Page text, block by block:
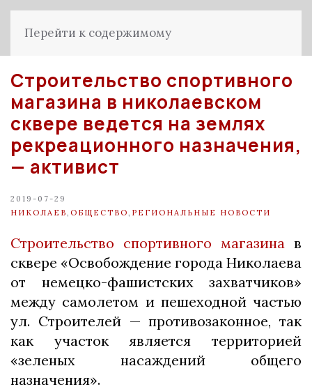
Перейти к содержимому
Строительство спортивного
магазина в николаевском
сквере ведется на землях
рекреационного назначения,
— активист
2019-07-29
НИКОЛАЕВ ОБЩЕСТВО РЕГИОНАЛЬНЫЕ НОВОСТИ
Строительство спортивного магазина в
сквере «Освобождение города Николаева
от немецко-фашистских захватчиков»
между самолетом и пешеходной частью
ул. Строителей — противозаконное, так
как участок является территорией
«зеленых насаждений общего
назначения».